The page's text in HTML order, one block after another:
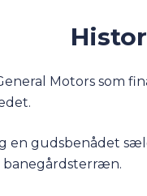
Motors som
en gudsbenådet
banegårdsterræn.